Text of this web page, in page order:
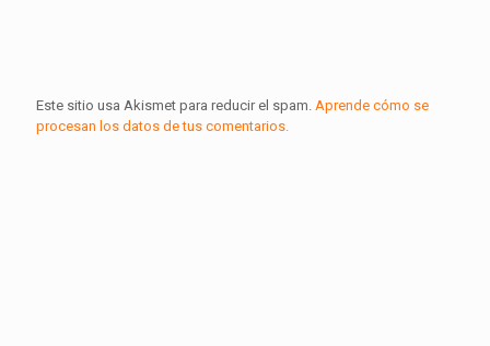
Este sitio usa Akismet para reducir el spam. Aprende cómo se
procesan los datos de tus comentarios.